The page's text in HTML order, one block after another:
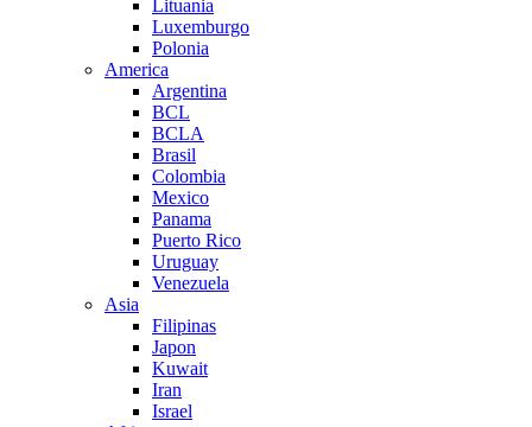
Lituania
Luxemburgo
Polonia
America
Argentina
BCL
BCLA
Brasil
Colombia
Mexico
Panama
Puerto Rico
Uruguay
Venezuela
Asia
Filipinas
Japon
Kuwait
Iran
Israel